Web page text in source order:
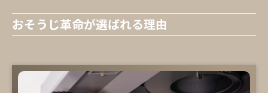
おそうじ革命が選ばれる理由